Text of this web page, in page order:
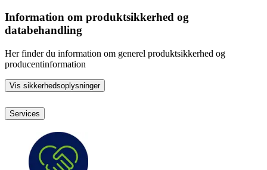
Information om produktsikkerhed og
databehandling
Her finder du information om generel produktsikkerhed og
producentinformation
Vis sikkerhedsoplysninger
Services